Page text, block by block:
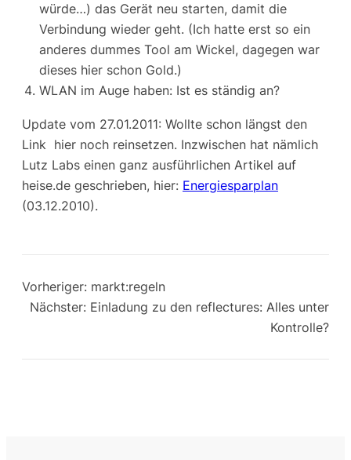
würde…) das Gerät neu starten, damit die
Verbindung wieder geht. (Ich hatte erst so ein
anderes dummes Tool am Wickel, dagegen war
dieses hier schon Gold.)
WLAN im Auge haben: Ist es ständig an?
Update vom 27.01.2011: Wollte schon längst den
Link hier noch reinsetzen. Inzwischen hat nämlich
Lutz Labs einen ganz ausführlichen Artikel auf
heise.de geschrieben, hier: Energiesparplan
(03.12.2010).
Vorheriger: markt:regeln
Nächster: Einladung zu den reflectures: Alles unter
Kontrolle?